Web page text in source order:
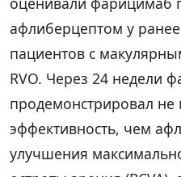
афлиберцептом у
пациентов с
RVO. Через 24 недели
продемонстрировал
эффективность, чем
улучшения